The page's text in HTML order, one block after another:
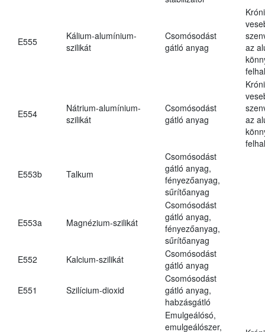
E555
Kálium-alumínium-
szilikát
Csomósodást
gátló anyag
az
E554
Nátrium-alumínium-
szilikát
Csomósodást
gátló anyag
az
E553b Talkum
Csomósodást
gátló anyag,
fényezőanyag,
sűrítőanyag
E553a Magnézium-szilikát
Csomósodást
gátló anyag,
fényezőanyag,
sűrítőanyag
E552
Kalcium-szilikát
Csomósodást
gátló anyag
E551 Szilícium-dioxid
Csomósodást
gátló anyag,
habzásgátló
Emulgeálósó,
emulgeálószer,